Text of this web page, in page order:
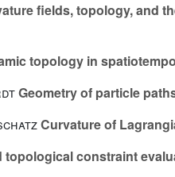
fields, topology, and
topology in
Geometry of particle
Curvature of
topological constraint